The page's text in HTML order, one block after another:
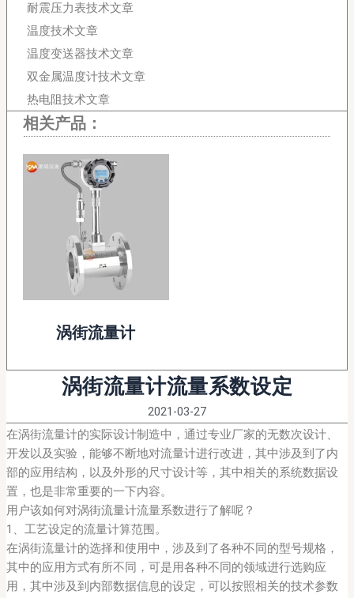
耐震压力表技术文章
温度技术文章
温度变送器技术文章
双金属温度计技术文章
热电阻技术文章
相关产品：
涡街流量计
涡街流量计流量系数设定
2021-03-27
在涡街流量计的实际设计制造中，通过专业厂家的无数次设计、
开发以及实验，能够不断地对流量计进行改进，其中涉及到了内
部的应用结构，以及外形的尺寸设计等，其中相关的系统数据设
置，也是非常重要的一下内容。
用户该如何对涡街流量计流量系数进行了解呢？
1、工艺设定的流量计算范围。
在涡街流量计的选择和使用中，涉及到了各种不同的型号规格，
其中的应用方式有所不同，可是用各种不同的领域进行选购应
用，其中涉及到内部数据信息的设定，可以按照相关的技术参数